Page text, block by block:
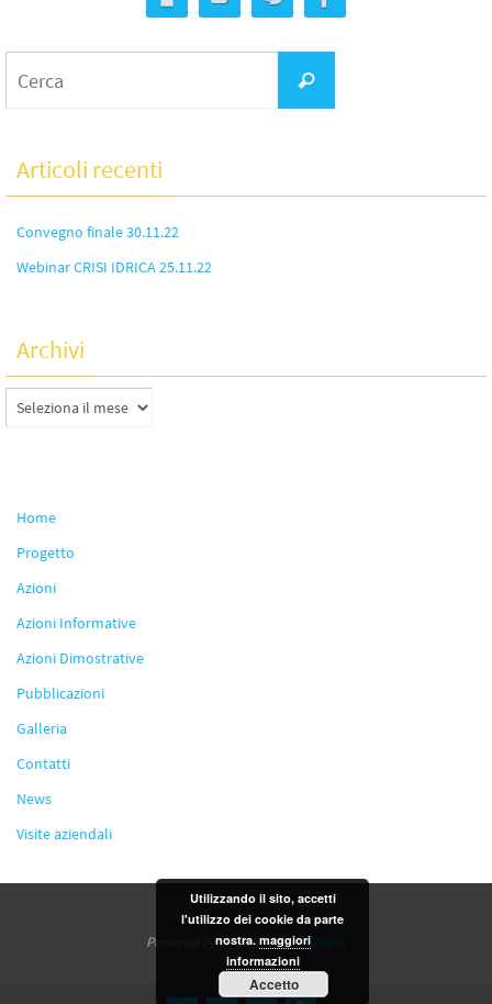
Articoli recenti
Convegno finale 30.11.22
Webinar CRISI IDRICA 25.11.22
Archivi
Home
Progetto
Azioni
Azioni Informative
Azioni Dimostrative
Pubblicazioni
Galleria
Contatti
News
Visite aziendali
Powered byNirvana&WordPress.
Utilizzando il sito, accetti
l'utilizzo dei cookie da parte
nostra.maggiori
informazioni
Accetto